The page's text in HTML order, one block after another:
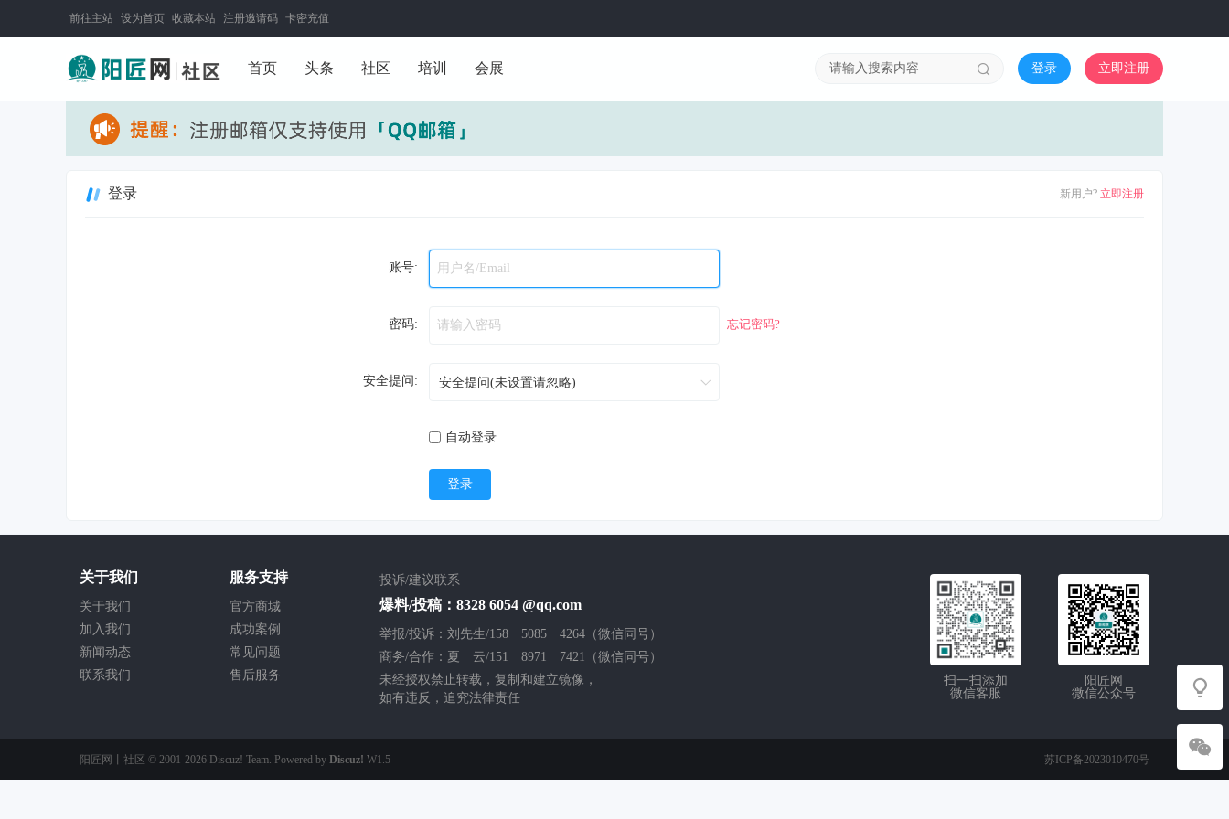
前往主站 设为首页 收藏本站 注册邀请码 卡密充值
首页 头条 社区 培训 会展 登录 立即注册
新用户? 立即注册
登录
账号:
密码: 忘记密码?
安全提问:
自动登录
登录
关于我们
关于我们
加入我们
新闻动态
联系我们
服务支持
官方商城
成功案例
常见问题
售后服务
投诉/建议联系
爆料/投稿：8328 6054 @qq.com
举报/投诉：刘先生/158 5085 4264（微信同号）
商务/合作：夏 云/151 8971 7421（微信同号）
未经授权禁止转载，复制和建立镜像，
如有违反，追究法律责任
阳匠网
微信公众号
扫一扫添加
微信客服
阳匠网丨社区 © 2001-2026 Discuz! Team. Powered by Discuz! W1.5 苏ICP备2023010470号